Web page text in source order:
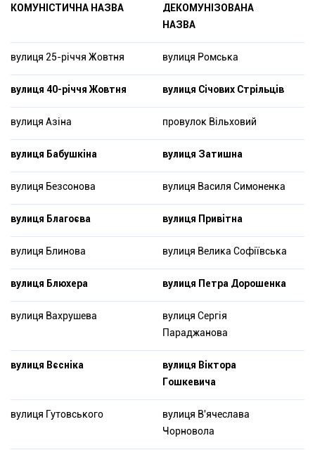
КОМУНІСТИЧНА НАЗВА
ДЕКОМУНІЗОВАНА
НАЗВА
вулиця 25-­річчя Жовтня вулиця Ромська
вулиця 40-­річчя Жовтня вулиця Січових Стрільців
вулиця Азіна провулок Вільховий
вулиця Бабушкіна вулиця Затишна
вулиця Безсонова вулиця Василя Симоненка
вулиця Благоєва вулиця Привітна
вулиця Блинова вулиця Велика Софіївська
вулиця Блюхера вулиця Петра Дорошенка
вулиця Вахрушева
вулиця Сергія
Параджанова
вулиця Вєсніка
вулиця Віктора
Гошкевича
вулиця Гутовського
вулиця В'ячеслава
Чорновола